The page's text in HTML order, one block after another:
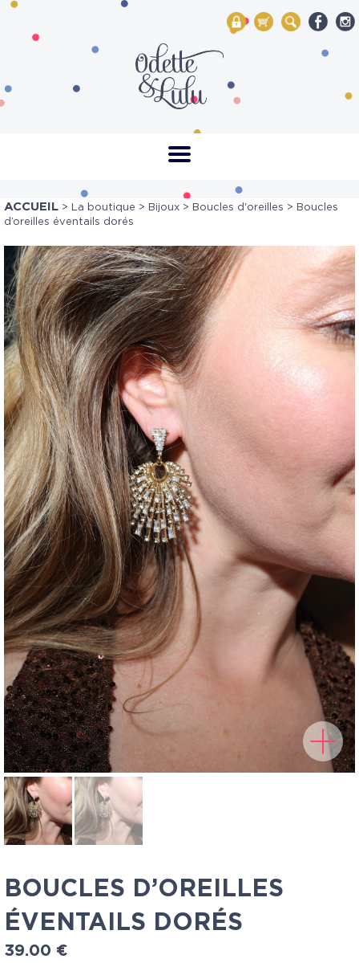
My Account
Mon panier
Rechercher
ACCUEIL > La boutique > Bijoux > Boucles d'oreilles > Boucles
d’oreilles éventails dorés
BOUCLES D’OREILLES
ÉVENTAILS DORÉS
39.00 €